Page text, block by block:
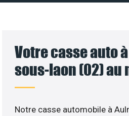
Votre casse auto
sous-laon (02)
Notre casse automobile à